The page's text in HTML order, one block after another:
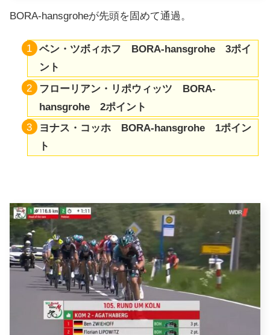
BORA-hansgroheが先頭を固めて通過。
ベン・ツボィホフ BORA-hansgrohe 3ポイ
ント
フローリアン・リポウィッツ BORA-
hansgrohe 2ポイント
ヨナス・コッホ BORA-hansgrohe 1ポイン
ト